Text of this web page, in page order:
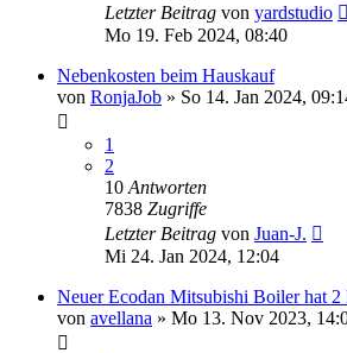
Letzter Beitrag von yardstudio
Mo 19. Feb 2024, 08:40
Nebenkosten beim Hauskauf
von RonjaJob » So 14. Jan 2024,
1
2
10 Antworten
7838 Zugriffe
Letzter Beitrag von Juan-J.
Mi 24. Jan 2024, 12:04
Neuer Ecodan Mitsubishi Boiler hat 2
von avellana » Mo 13. Nov 2023,